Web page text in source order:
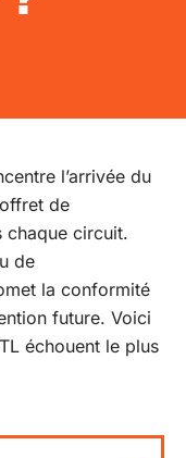
l’arrivée du
de
chaque circuit.
de
la conformité
future. Voici
échouent le plus